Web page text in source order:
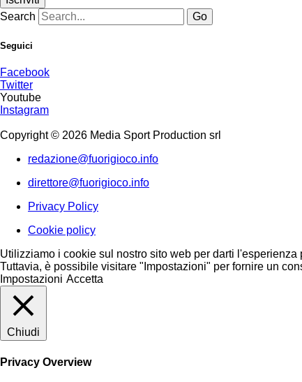
Search
Go
Seguici
Facebook
Twitter
Youtube
Instagram
Copyright © 2026 Media Sport Production srl
redazione@fuorigioco.info
direttore@fuorigioco.info
Privacy Policy
Cookie policy
Utilizziamo i cookie sul nostro sito web per darti
Tuttavia, è possibile visitare "Impostazioni" per fornire un
Impostazioni Accetta
Chiudi
Privacy Overview